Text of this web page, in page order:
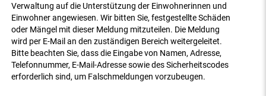
Verwaltung auf die Unterstützung der Einwohnerinnen und
Einwohner angewiesen. Wir bitten Sie, festgestellte Schäden
oder Mängel mit dieser Meldung mitzuteilen. Die Meldung
wird per E-Mail an den zuständigen Bereich weitergeleitet.
Bitte beachten Sie, dass die Eingabe von Namen, Adresse,
Telefonnummer, E-Mail-Adresse sowie des Sicherheitscodes
erforderlich sind, um Falschmeldungen vorzubeugen.